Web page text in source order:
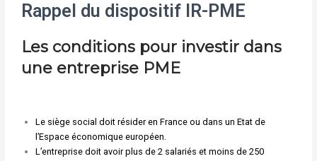
Rappel du dispositif IR-PME
Les conditions pour investir dans
une entreprise PME
Le siège social doit résider en France ou dans un Etat de
l’Espace économique européen.
L’entreprise doit avoir plus de 2 salariés et moins de 250